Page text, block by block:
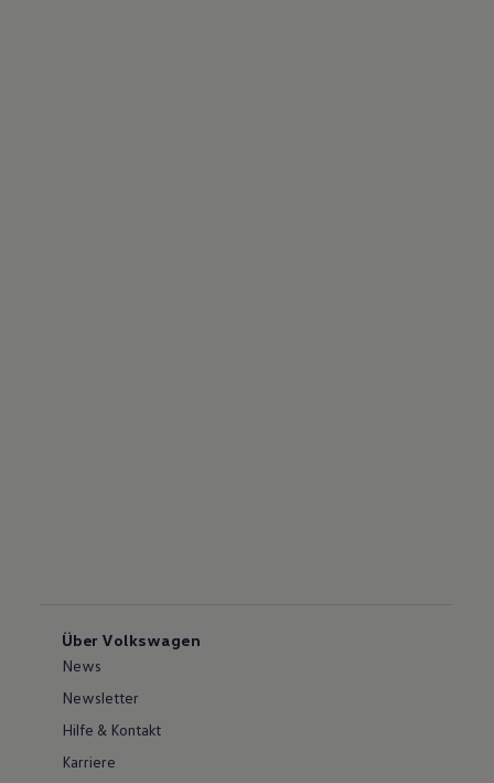
Über Volkswagen
News
Newsletter
Hilfe & Kontakt
Karriere